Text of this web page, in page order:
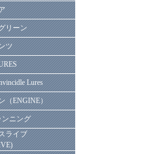
リーン
ツ
Lures
（ENGINE）
ンニング
ライブ